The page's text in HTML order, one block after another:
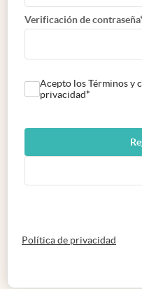
Verificación de
Acepto los Términos y
privacidad*
Política de privacidad abre